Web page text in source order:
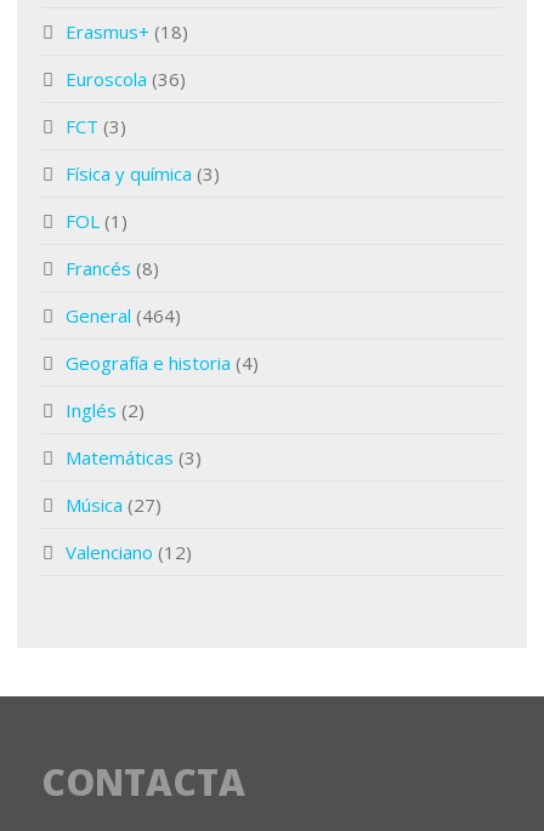
Erasmus+ (18)
Euroscola (36)
FCT (3)
Física y química (3)
FOL (1)
Francés (8)
General (464)
Geografía e historia (4)
Inglés (2)
Matemáticas (3)
Música (27)
Valenciano (12)
CONTACTA